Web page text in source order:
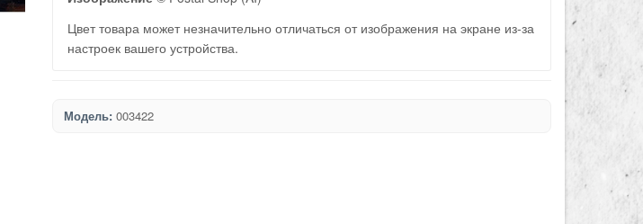
Цвет товара может незначительно отличаться от изображения на экране из-за
настроек вашего устройства.
Модель: 003422